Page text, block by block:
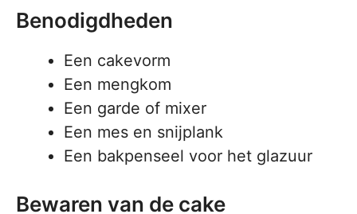
Benodigdheden
Een cakevorm
Een mengkom
Een garde of mixer
Een mes en snijplank
Een bakpenseel voor het glazuur
Bewaren van de cake